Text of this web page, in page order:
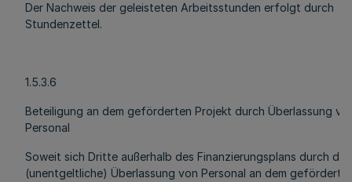
Der Nachweis der geleisteten Arbeitsstunden erfolgt durch
Stundenzettel.
1.5.3.6
Beteiligung an dem geförderten Projekt durch Überlassung
Personal
Soweit sich Dritte außerhalb des Finanzierungsplans durch die
(unentgeltliche) Überlassung von Personal an dem